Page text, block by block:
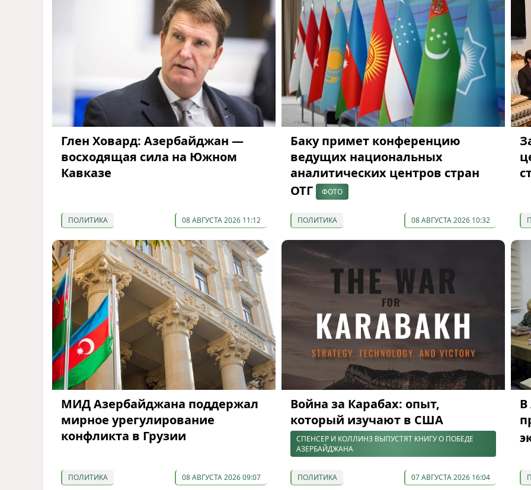
Глен Ховард: Азербайджан —
восходящая сила на Южном
Кавказе
ПОЛИТИКА 08 АВГУСТА 2026 11:12
Баку примет конференцию
ведущих национальных
аналитических центров стран
ОТГ
ФОТО
ПОЛИТИКА 08 АВГУСТА 2026 10:32
МИД Азербайджана поддержал
мирное урегулирование
конфликта в Грузии
ПОЛИТИКА 08 АВГУСТА 2026 09:07
Война за Карабах: опыт,
который изучают в США
СПЕНСЕР И КОЛЛИНЗ ВЫПУСТЯТ КНИГУ О ПОБЕДЕ
АЗЕРБАЙДЖАНА
ПОЛИТИКА 07 АВГУСТА 2026 16:04
В